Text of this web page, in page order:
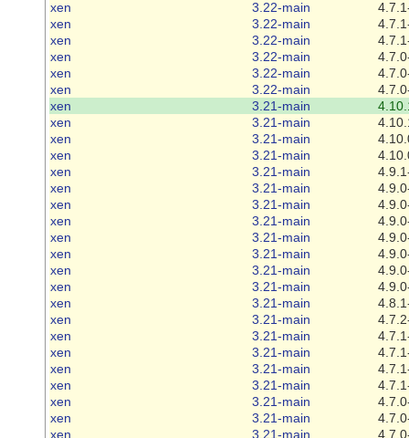
xen
3.22-main
xen
3.22-main
xen
3.22-main
xen
3.22-main
xen
3.22-main
xen
3.22-main
xen
3.21-main
xen
3.21-main
xen
3.21-main
xen
3.21-main
xen
3.21-main
xen
3.21-main
xen
3.21-main
xen
3.21-main
xen
3.21-main
xen
3.21-main
xen
3.21-main
xen
3.21-main
xen
3.21-main
xen
3.21-main
xen
3.21-main
xen
3.21-main
xen
3.21-main
xen
3.21-main
xen
3.21-main
xen
3.21-main
xen
3.21-main